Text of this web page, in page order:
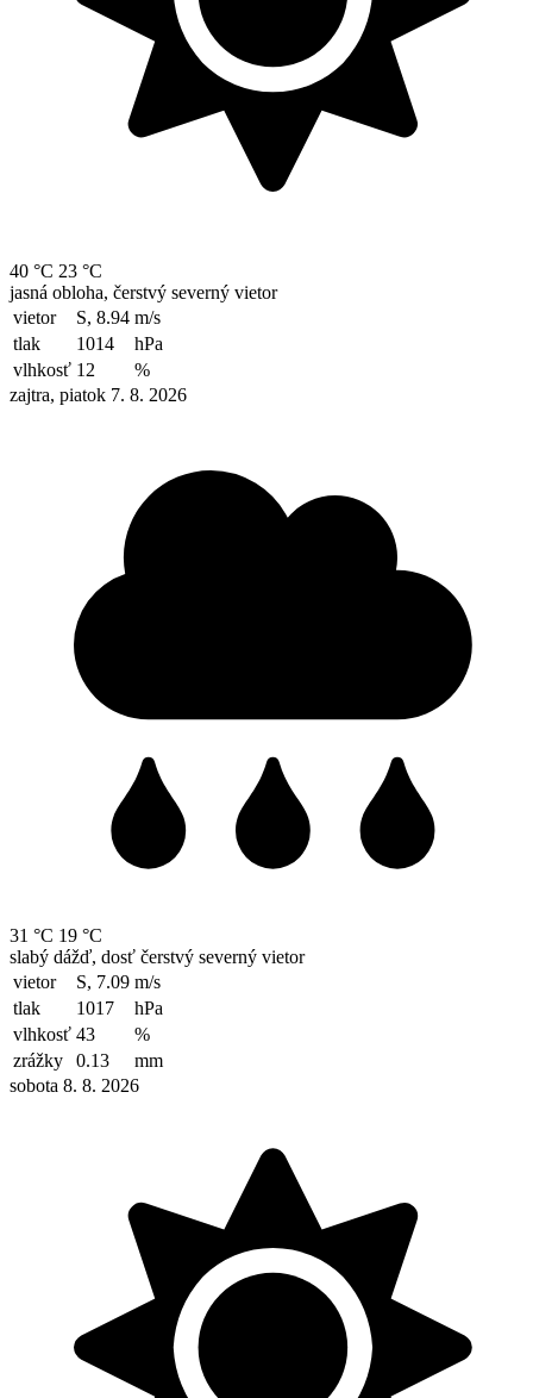
40 °C 23 °C
jasná obloha, čerstvý severný vietor
vietor
S, 8.94 m/s
tlak
1014
hPa
vlhkosť 12
%
zajtra, piatok 7. 8. 2026
31 °C 19 °C
slabý dážď, dosť čerstvý severný vietor
vietor
S, 7.09 m/s
tlak
1017
hPa
vlhkosť 43
%
zrážky
0.13
mm
sobota 8. 8. 2026